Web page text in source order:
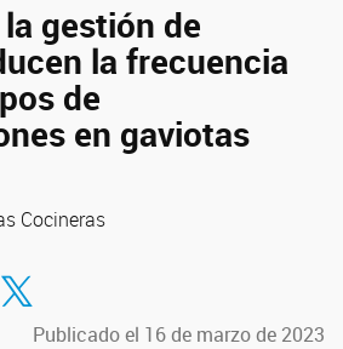
gestión de
la frecuencia
de
en gaviotas
Cocineras
en Facebook
Compartir en Twitter
Publicado el 16 de marzo de 2023